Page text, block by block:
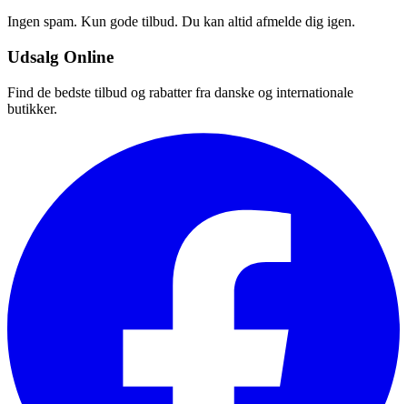
Ingen spam. Kun gode tilbud. Du kan altid afmelde dig igen.
Udsalg Online
Find de bedste tilbud og rabatter fra danske og internationale
butikker.